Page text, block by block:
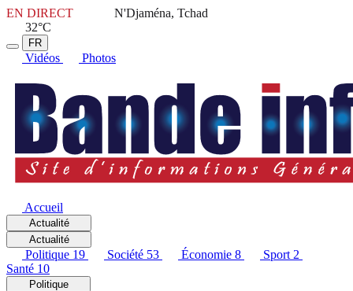
EN DIRECT
N'Djaména, Tchad
32°C
FR
Vidéos Photos
Accueil
Actualité
Actualité
Politique 19 Société 53 Économie 8 Sport 2
Santé 10
Politique